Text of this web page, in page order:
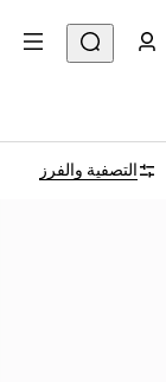
التصفية والفرز